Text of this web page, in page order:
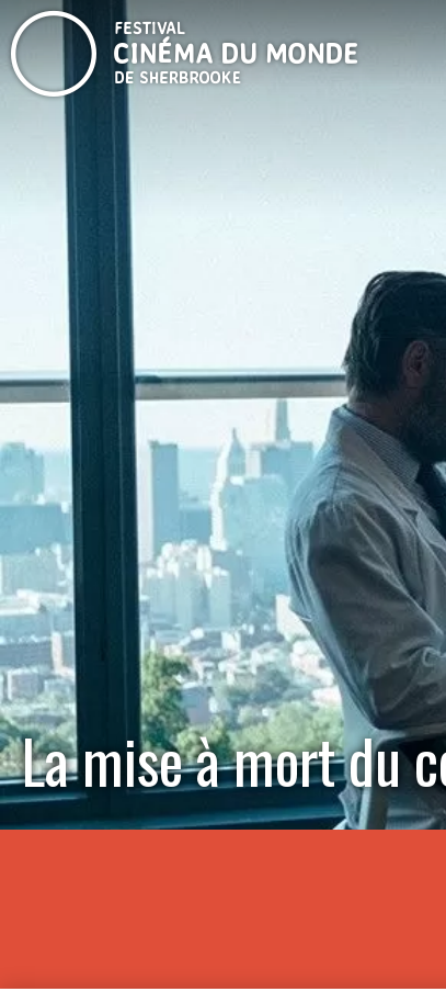
La mise à mort du